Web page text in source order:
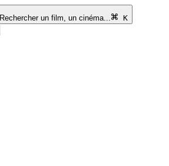
Rechercher un film, un cinéma...
K